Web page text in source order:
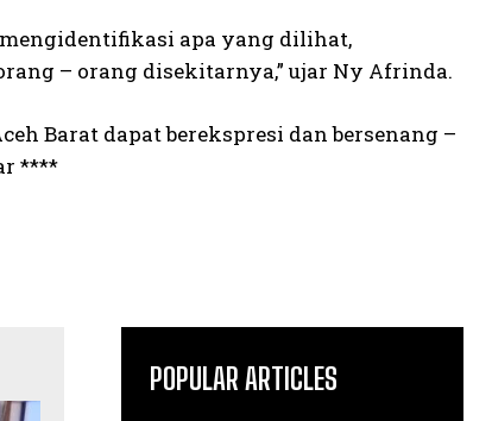
apa yang dilihat,
– orang disekitarnya,” ujar Ny Afrinda.
Barat dapat berekspresi dan bersenang –
****
POPULAR ARTICLES